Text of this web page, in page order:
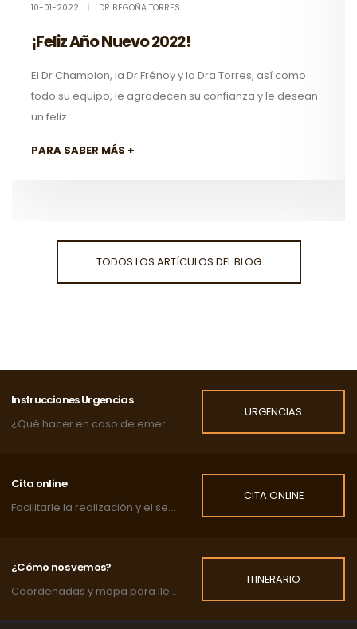
10-01-2022 | DR BEGOÑA TORRES
¡Feliz Año Nuevo 2022!
El Dr Champion, la Dr Frénoy y la Dra Torres, así como
todo su equipo, le agradecen su confianza y le desean
un feliz ...
PARA SABER MÁS +
TODOS LOS ARTÍCULOS DEL BLOG
Instrucciones Urgencias
¿Qué hacer en caso de emergencia?
URGENCIAS
Cita online
Facilitarle la realización y el seguimiento de las citas de su mascota.
CITA ONLINE
¿Cómo nos vemos?
Coordenadas y mapa para llegar a la clínica.
ITINERARIO